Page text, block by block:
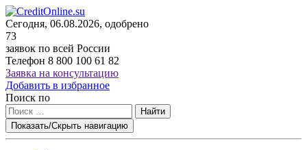
Сегодня, 06.08.2026, одобрено
73
заявок по всей России
Телефон 8 800 100 61 82
Заявка на консультацию
Добавить в избранное
Поиск по
Найти
Показать/Скрыть навигацию